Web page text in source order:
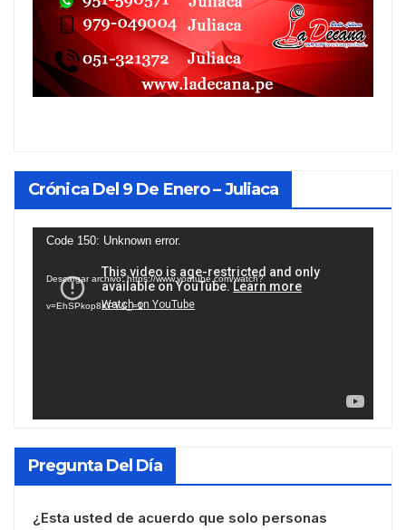
Crónica Del 9 De Enero – Juliaca
Reproductor
vídeo
Code 150: Unknown error.
Descargar archivo: https://www.youtube.com/watch?
v=EhSPkop8KPY&_=1
Pregunta Del Día
¿Esta usted de acuerdo que solo personas